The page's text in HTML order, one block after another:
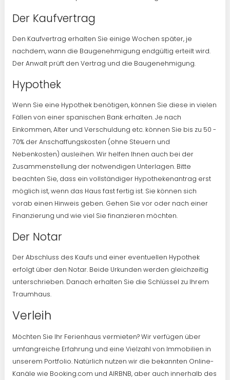
Der Kaufvertrag
Den Kaufvertrag erhalten Sie einige Wochen später, je
nachdem, wann die Baugenehmigung endgültig erteilt wird.
Der Anwalt prüft den Vertrag und die Baugenehmigung.
Hypothek
Wenn Sie eine Hypothek benötigen, können Sie diese in vielen
Fällen von einer spanischen Bank erhalten. Je nach
Einkommen, Alter und Verschuldung etc. können Sie bis zu 50 -
70% der Anschaffungskosten (ohne Steuern und
Nebenkosten) ausleihen. Wir helfen Ihnen auch bei der
Zusammenstellung der notwendigen Unterlagen. Bitte
beachten Sie, dass ein vollständiger Hypothekenantrag erst
möglich ist, wenn das Haus fast fertig ist. Sie können sich
vorab einen Hinweis geben. Gehen Sie vor oder nach einer
Finanzierung und wie viel Sie finanzieren möchten.
Der Notar
Der Abschluss des Kaufs und einer eventuellen Hypothek
erfolgt über den Notar. Beide Urkunden werden gleichzeitig
unterschrieben. Danach erhalten Sie die Schlüssel zu Ihrem
Traumhaus.
Verleih
Möchten Sie Ihr Ferienhaus vermieten? Wir verfügen über
umfangreiche Erfahrung und eine Vielzahl von Immobilien in
unserem Portfolio. Natürlich nutzen wir die bekannten Online-
Kanäle wie Booking.com und AIRBNB, aber auch innerhalb des